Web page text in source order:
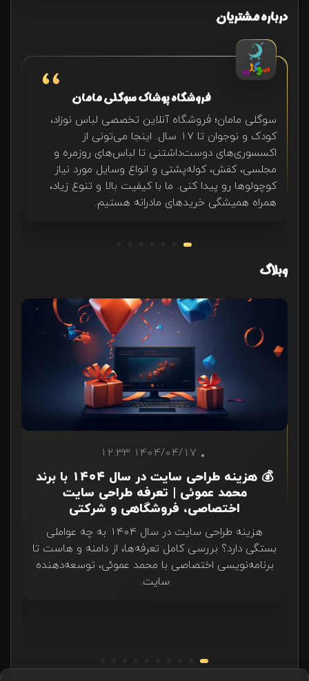
درباره مشتریان
فروشگاه پوشاک سوگلی مامان
سوگلی مامان؛ فروشگاه آنلاین تخصصی لباس نوزاد،
کودک و نوجوان تا ۱۷ سال. اینجا می‌تونی از
اکسسوری‌های دوست‌داشتنی تا لباس‌های روزمره و
مجلسی، کفش، کوله‌پشتی و انواع وسایل مورد نیاز
کوچولوها رو پیدا کنی. ما با کیفیت بالا و تنوع زیاد،
همراه همیشگی خریدهای مادرانه هستیم.
وبلاگ
1404/04/17 12:33
💰 هزینه طراحی سایت در سال ۱۴۰۴ با برند
محمد عموئی | تعرفه طراحی سایت
اختصاصی، فروشگاهی و شرکتی
هزینه طراحی سایت در سال ۱۴۰۴ به چه عواملی
بستگی دارد؟ بررسی کامل تعرفه‌ها، از دامنه و هاست تا
برنامه‌نویسی اختصاصی با محمد عموئی، توسعه‌دهنده
سایت.